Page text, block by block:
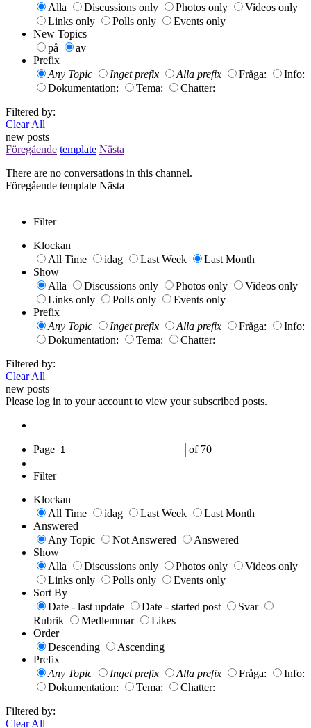
Alla
Discussions only Photos only
Videos only
Links only
Polls only
Events only
New Topics
på
av
Prefix
Any Topic
Inget prefix Alla prefix Fråga:
Info:
Dokumentation:
Tema:
Chatter:
Filtered by:
Clear All
new posts
Föregående template Nästa
There are no conversations in this channel.
Föregående template Nästa
Filter
Klockan
All Time
idag Last Week
Last Month
Show
Alla
Discussions only Photos only
Videos only
Links only
Polls only
Events only
Prefix
Any Topic
Inget prefix Alla prefix Fråga:
Info:
Dokumentation:
Tema:
Chatter:
Filtered by:
Clear All
new posts
Please log in to your account to view your subscribed posts.
Page of 70
Filter
Klockan
All Time
idag Last Week
Last Month
Answered
Any Topic
Not Answered
Answered
Show
Alla
Discussions only Photos only
Videos only
Links only
Polls only
Events only
Sort By
Date - last update
Date - started post
Svar
Rubrik
Medlemmar
Likes
Order
Descending
Ascending
Prefix
Any Topic
Inget prefix Alla prefix Fråga:
Info:
Dokumentation:
Tema:
Chatter:
Filtered by:
Clear All